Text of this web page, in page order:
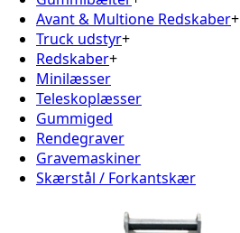
Avant & Multione Redskaber+
Truck udstyr+
Redskaber+
Minilæsser
Teleskoplæsser
Gummiged
Rendegraver
Gravemaskiner
Skærstål / Forkantskær